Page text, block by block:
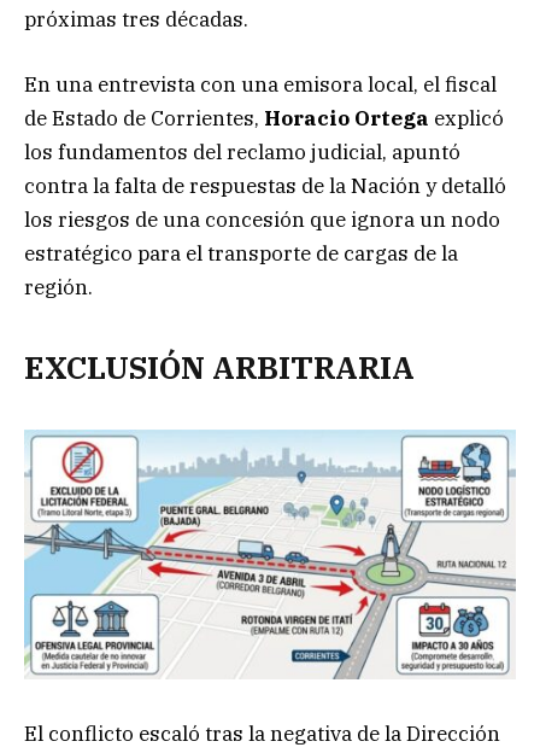
próximas tres décadas.
En una entrevista con una emisora local, el fiscal
de Estado de Corrientes, Horacio Ortega explicó
los fundamentos del reclamo judicial, apuntó
contra la falta de respuestas de la Nación y detalló
los riesgos de una concesión que ignora un nodo
estratégico para el transporte de cargas de la
región.
EXCLUSIÓN ARBITRARIA
El conflicto escaló tras la negativa de la Dirección